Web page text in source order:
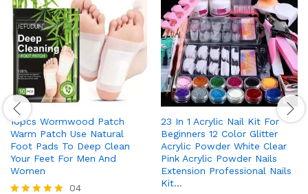
10pcs Wormwood Patch
Warm Patch Use Natural
Foot Pads To Deep Clean
Your Feet For Men And
Women
04
23 In 1 Acrylic Nail Kit For
Beginners 12 Color Glitter
Acrylic Powder White Clear
Pink Acrylic Powder Nails
Extension Professional Nails
Kit…